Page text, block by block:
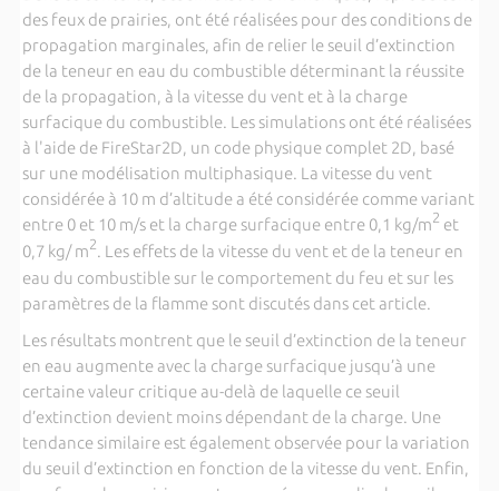
des feux de prairies, ont été réalisées pour des conditions de
propagation marginales, afin de relier le seuil d’extinction
de la teneur en eau du combustible déterminant la réussite
de la propagation, à la vitesse du vent et à la charge
surfacique du combustible. Les simulations ont été réalisées
à l'aide de FireStar2D, un code physique complet 2D, basé
sur une modélisation multiphasique. La vitesse du vent
considérée à 10 m d’altitude a été considérée comme variant
entre 0 et 10 m/s et la charge surfacique entre 0,1 kg/m2 et
0,7 kg/ m2. Les effets de la vitesse du vent et de la teneur en
eau du combustible sur le comportement du feu et sur les
paramètres de la flamme sont discutés dans cet article.
Les résultats montrent que le seuil d’extinction de la teneur
en eau augmente avec la charge surfacique jusqu’à une
certaine valeur critique au-delà de laquelle ce seuil
d’extinction devient moins dépendant de la charge. Une
tendance similaire est également observée pour la variation
du seuil d’extinction en fonction de la vitesse du vent. Enfin,